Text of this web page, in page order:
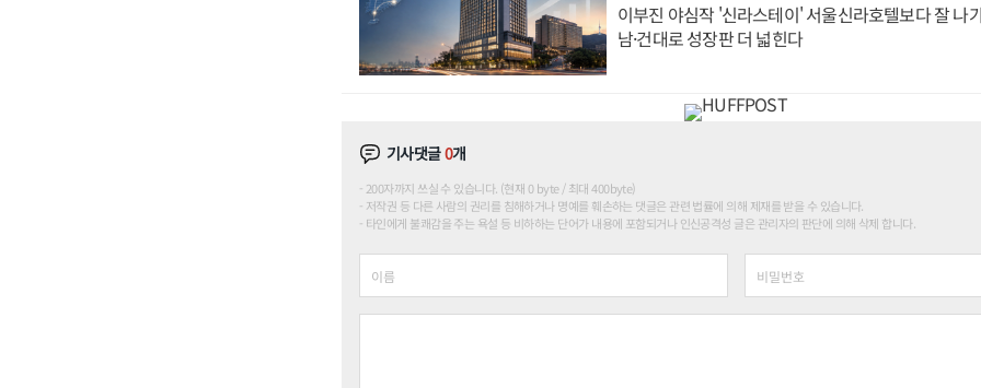
이부진 야심작 '신라스테이' 서울신라호텔보다 잘 나
남·건대로 성장판 더 넓힌다
기사댓글0개
200자까지 쓰실 수 있습니다. (현재 0 byte / 최대 400byte)
저작권 등 다른 사람의 권리를 침해하거나 명예를 훼손하는 댓글은 관련 법률에 의해 제재를 받을 수 있습니다.
타인에게 불쾌감을 주는 욕설 등 비하하는 단어가 내용에 포함되거나 인신공격성 글은 관리자의 판단에 의해 삭제 합니다.